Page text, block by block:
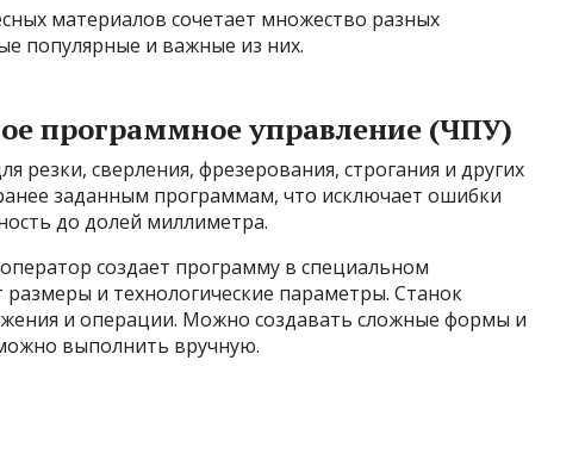
материалов сочетает множество разных
популярные и важные из них.
программное управление (ЧПУ)
резки, сверления, фрезерования, строгания и других
заданным программам, что исключает ошибки
до долей миллиметра.
создает программу в специальном
и технологические параметры. Станок
и операции. Можно создавать сложные формы и
выполнить вручную.